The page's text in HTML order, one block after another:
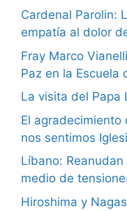
Cardenal Parolin:
empatía al dolor
Fray Marco
Paz en la Escuela
La visita del Papa
El agradecimiento
nos sentimos
Líbano:
medio de
Hiroshima y